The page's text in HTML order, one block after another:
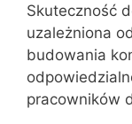
Skuteczność
uzależniona
budowania
pracowników